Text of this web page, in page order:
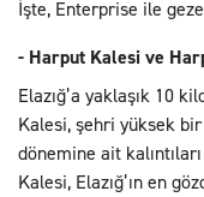
İşte, Enterprise ile
- Harput Kalesi ve
Elazığ’a yaklaşık 10
Kalesi, şehri yüksek
dönemine ait
Kalesi, Elazığ’ın en